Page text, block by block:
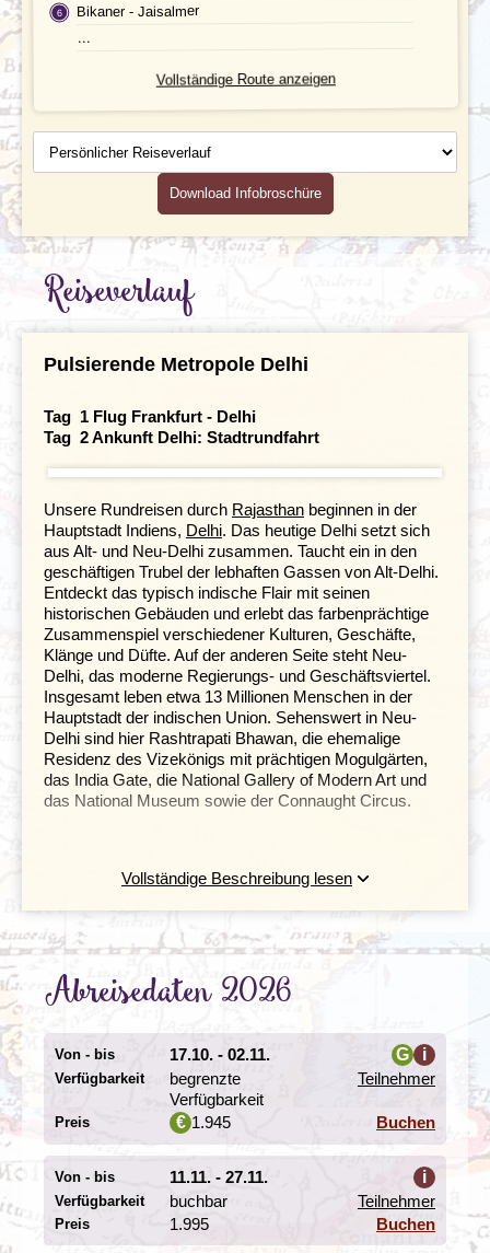
Reisedokumente
Geld
Mahlzeiten
Bikaner - Jaisalmer
...
Vollständige Route anzeigen
Reiseverlauf
Download Infobroschüre
Reiseverlauf
Pulsierende Metropole Delhi
Tag 1 Flug Frankfurt - Delhi
Tag 2 Ankunft Delhi: Stadtrundfahrt
Unsere Rundreisen durch Rajasthan beginnen in der
Hauptstadt Indiens, Delhi. Das heutige Delhi setzt sich
aus Alt- und Neu-Delhi zusammen. Taucht ein in den
geschäftigen Trubel der lebhaften Gassen von Alt-Delhi.
Entdeckt das typisch indische Flair mit seinen
historischen Gebäuden und erlebt das farbenprächtige
Zusammenspiel verschiedener Kulturen, Geschäfte,
Klänge und Düfte. Auf der anderen Seite steht Neu-
Delhi, das moderne Regierungs- und Geschäftsviertel.
Insgesamt leben etwa 13 Millionen Menschen in der
Hauptstadt der indischen Union. Sehenswert in Neu-
Delhi sind hier Rashtrapati Bhawan, die ehemalige
Residenz des Vizekönigs mit prächtigen Mogulgärten,
das India Gate, die National Gallery of Modern Art und
das National Museum sowie der Connaught Circus.
Die meisten Sehenswürdigkeiten und historischen Orte
befinden sich in Alt-Delhi: das weltberühmte, von den
Moguln im 17. Jh. erbaute
, die Jama Masjid,
die größte Moschee Indiens, oder der Chandni Chowk,
Vollständige Beschreibung lesen
Abreisedaten 2026
Von - bis 17.10. - 02.11. G
i
i
Verfügbarkeit
begrenzte
Verfügbarkeit
Teilnehmer
Preis € 1.945 Buchen
Von - bis 11.11. - 27.11. i
Verfügbarkeit buchbar Teilnehmer
Preis 1.995 Buchen